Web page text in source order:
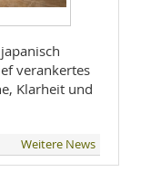
verankertes
Klarheit und
Weitere News